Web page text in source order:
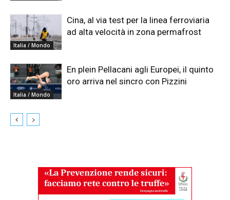
Italia / Mondo
Cina, al via test per la linea ferroviaria
ad alta velocità in zona permafrost
Italia / Mondo
En plein Pellacani agli Europei, il quinto
oro arriva nel sincro con Pizzini